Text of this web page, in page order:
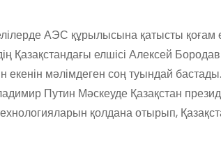
АЭС құрылысына қатысты қоғам
Қазақстандағы елшісі Алексей
екенін мәлімдеген соң туындай
Путин Мәскеуде Қазақстан
қолдана отырып,